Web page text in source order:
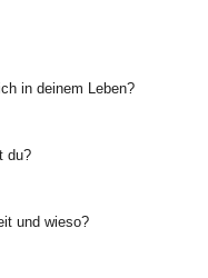
in deinem Leben?
du?
und wieso?